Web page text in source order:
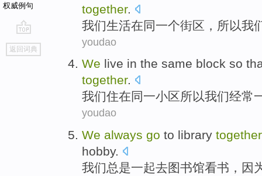
权威例句
go
top
返回词典
together.
我们生活在同一个街区 ， 所以我
youdao
We live in the same block so
together.
我们住在同一小区所以我们经常
youdao
We always go to library together
hobby.
我们总是一起去图书馆看书 ， 因